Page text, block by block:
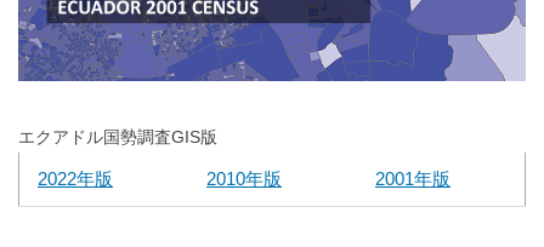
エクアドル国勢調査GIS版
2022年版 2010年版 2001年版